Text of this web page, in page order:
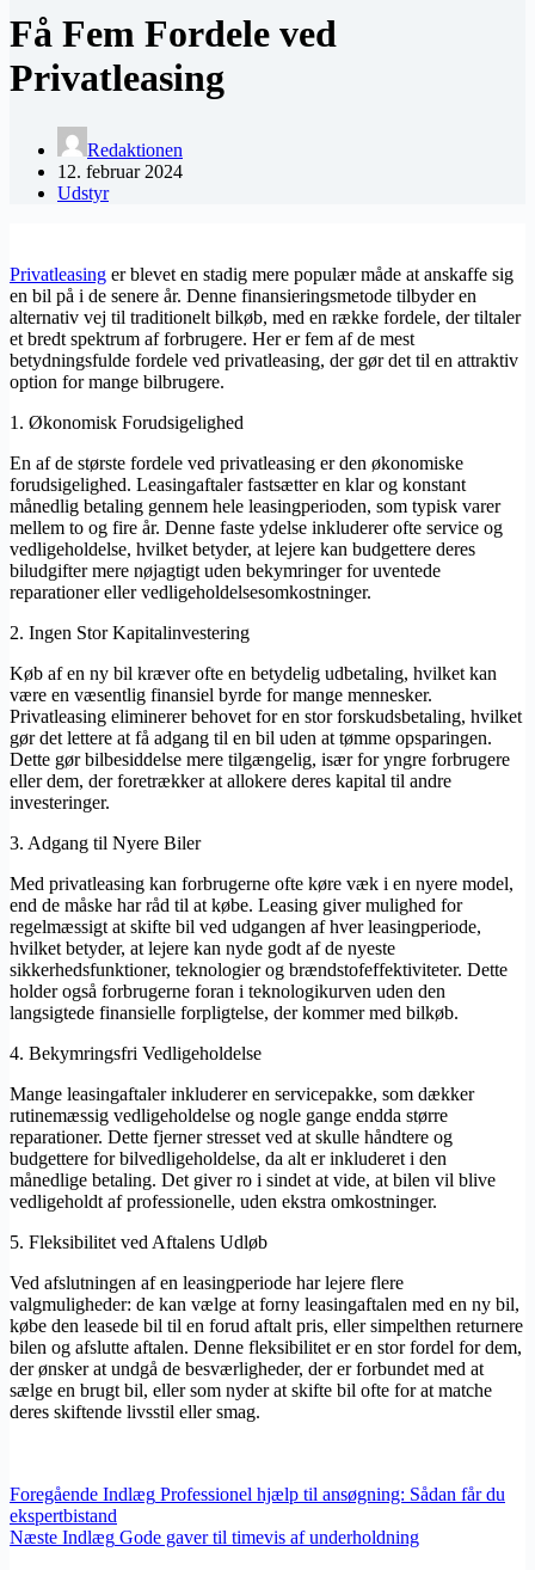
Få Fem Fordele ved
Privatleasing
Redaktionen
12. februar 2024
Udstyr
Privatleasing er blevet en stadig mere populær måde at anskaffe sig
en bil på i de senere år. Denne finansieringsmetode tilbyder en
alternativ vej til traditionelt bilkøb, med en række fordele, der tiltaler
et bredt spektrum af forbrugere. Her er fem af de mest
betydningsfulde fordele ved privatleasing, der gør det til en attraktiv
option for mange bilbrugere.
1. Økonomisk Forudsigelighed
En af de største fordele ved privatleasing er den økonomiske
forudsigelighed. Leasingaftaler fastsætter en klar og konstant
månedlig betaling gennem hele leasingperioden, som typisk varer
mellem to og fire år. Denne faste ydelse inkluderer ofte service og
vedligeholdelse, hvilket betyder, at lejere kan budgettere deres
biludgifter mere nøjagtigt uden bekymringer for uventede
reparationer eller vedligeholdelsesomkostninger.
2. Ingen Stor Kapitalinvestering
Køb af en ny bil kræver ofte en betydelig udbetaling, hvilket kan
være en væsentlig finansiel byrde for mange mennesker.
Privatleasing eliminerer behovet for en stor forskudsbetaling, hvilket
gør det lettere at få adgang til en bil uden at tømme opsparingen.
Dette gør bilbesiddelse mere tilgængelig, især for yngre forbrugere
eller dem, der foretrækker at allokere deres kapital til andre
investeringer.
3. Adgang til Nyere Biler
Med privatleasing kan forbrugerne ofte køre væk i en nyere model,
end de måske har råd til at købe. Leasing giver mulighed for
regelmæssigt at skifte bil ved udgangen af hver leasingperiode,
hvilket betyder, at lejere kan nyde godt af de nyeste
sikkerhedsfunktioner, teknologier og brændstofeffektiviteter. Dette
holder også forbrugerne foran i teknologikurven uden den
langsigtede finansielle forpligtelse, der kommer med bilkøb.
4. Bekymringsfri Vedligeholdelse
Mange leasingaftaler inkluderer en servicepakke, som dækker
rutinemæssig vedligeholdelse og nogle gange endda større
reparationer. Dette fjerner stresset ved at skulle håndtere og
budgettere for bilvedligeholdelse, da alt er inkluderet i den
månedlige betaling. Det giver ro i sindet at vide, at bilen vil blive
vedligeholdt af professionelle, uden ekstra omkostninger.
5. Fleksibilitet ved Aftalens Udløb
Ved afslutningen af en leasingperiode har lejere flere
valgmuligheder: de kan vælge at forny leasingaftalen med en ny bil,
købe den leasede bil til en forud aftalt pris, eller simpelthen returnere
bilen og afslutte aftalen. Denne fleksibilitet er en stor fordel for dem,
der ønsker at undgå de besværligheder, der er forbundet med at
sælge en brugt bil, eller som nyder at skifte bil ofte for at matche
deres skiftende livsstil eller smag.
Foregående Indlæg Professionel hjælp til ansøgning: Sådan får du
ekspertbistand
Næste Indlæg Gode gaver til timevis af underholdning